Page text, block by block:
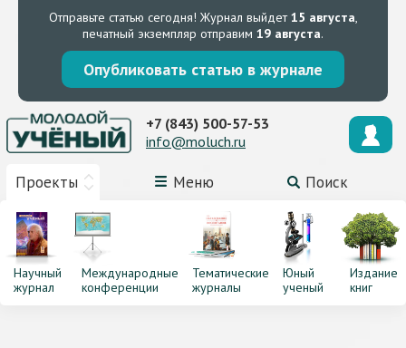
Отправьте статью сегодня! Журнал выйдет15 августа,
печатный экземпляр отправим 19 августа.
Опубликовать статью в журнале
Проекты Меню Поиск
+7 (843) 500-57-53
info@moluch.ru
Научный
журнал
Международные
конференции
Тематические
журналы
Юный
ученый
Издание
книг